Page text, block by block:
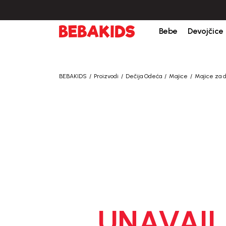
Bebe Devojčice
BEBAKIDS Proizvodi Dečija Odeća Majice Majice za